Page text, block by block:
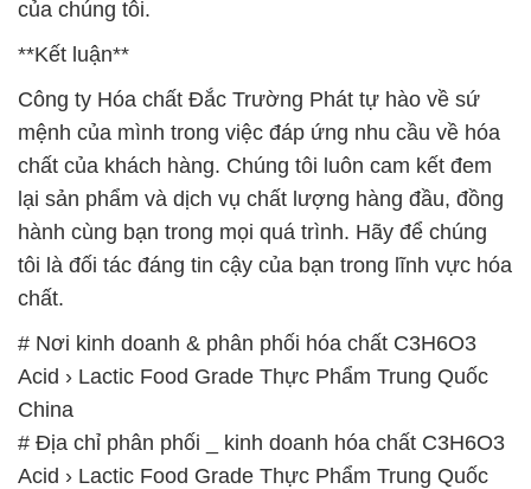
của chúng tôi.
**Kết luận**
Công ty Hóa chất Đắc Trường Phát tự hào về sứ
mệnh của mình trong việc đáp ứng nhu cầu về hóa
chất của khách hàng. Chúng tôi luôn cam kết đem
lại sản phẩm và dịch vụ chất lượng hàng đầu, đồng
hành cùng bạn trong mọi quá trình. Hãy để chúng
tôi là đối tác đáng tin cậy của bạn trong lĩnh vực hóa
chất.
# Nơi kinh doanh & phân phối hóa chất C3H6O3
Acid › Lactic Food Grade Thực Phẩm Trung Quốc
China
# Địa chỉ phân phối _ kinh doanh hóa chất C3H6O3
Acid › Lactic Food Grade Thực Phẩm Trung Quốc